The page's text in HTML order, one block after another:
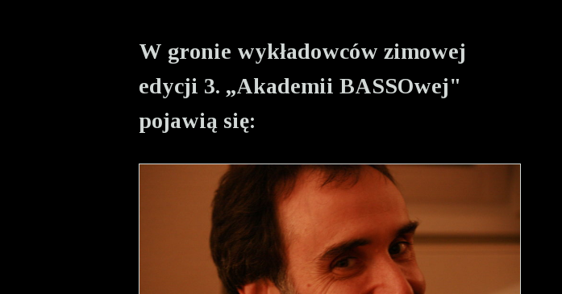
W gronie wykładowców zimowej
edycji 3. „Akademii BASSOwej"
pojawią się: